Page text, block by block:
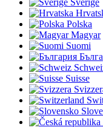
Sverige
Polska
Magyar
Suomi
Suisse